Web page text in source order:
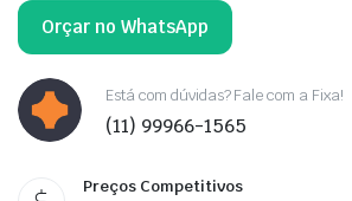
Orçar no WhatsApp
Está com dúvidas? Fale com a Fixa!
(11) 99966-1565
Preços Competitivos